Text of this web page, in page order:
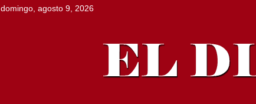
domingo, agosto 9, 2026